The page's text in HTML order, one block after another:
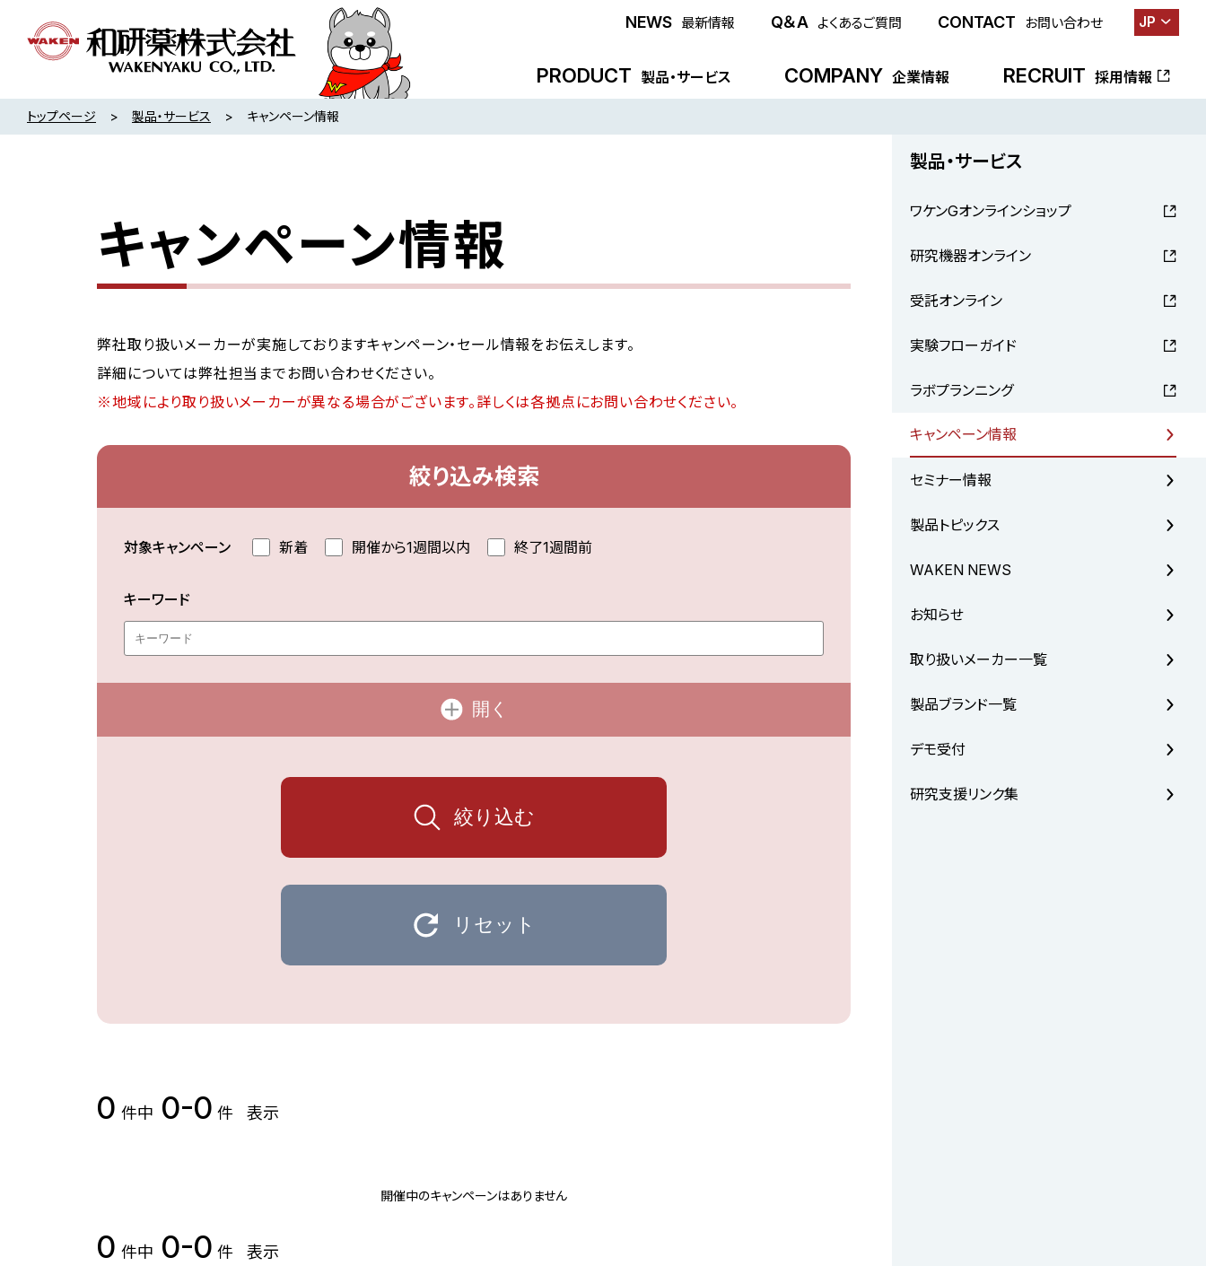
NEWS 最新情報 Q＆A よくあるご質問 CONTACT お問い合わせ JP
PRODUCT 製品・サービス COMPANY 企業情報 RECRUIT 採用情報
トップページ 製品・サービス キャンペーン情報
キャンペーン情報
弊社取り扱いメーカーが実施しておりますキャンペーン・セール情報をお伝えします。
詳細については弊社担当までお問い合わせください。
※地域により取り扱いメーカーが異なる場合がございます。詳しくは各拠点にお問い合わせください。
絞り込み検索
対象キャンペーン 新着 開催から1週間以内 終了1週間前
キーワード
開く
絞り込む
リセット
0 件中 0-0 件 表示
開催中のキャンペーンはありません
0 件中 0-0 件 表示
製品・サービス
ワケンGオンラインショップ
研究機器オンライン
受託オンライン
実験フローガイド
ラボプランニング
キャンペーン情報
セミナー情報
製品トピックス
WAKEN NEWS
お知らせ
取り扱いメーカー一覧
製品ブランド一覧
デモ受付
研究支援リンク集